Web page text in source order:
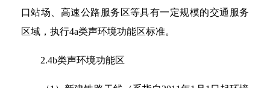
口站场、高速公路服务区等具有一定规模的交通服务
区域，执行4a类声环境功能区标准。
2.4b类声环境功能区